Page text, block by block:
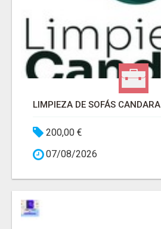
LIMPIEZA DE SOFÁS CANDARA
200,00 €
07/08/2026